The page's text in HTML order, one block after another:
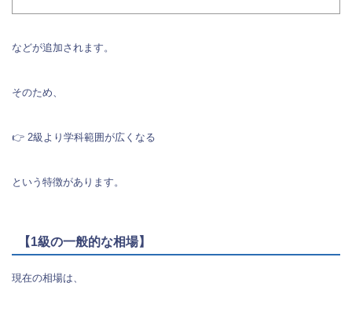
などが追加されます。
そのため、
👉 2級より学科範囲が広くなる
という特徴があります。
【1級の一般的な相場】
現在の相場は、